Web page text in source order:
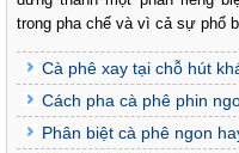
trong pha chế và vì cả sự phổ
Cà phê xay tại chỗ hút
Cách pha cà phê phin
Phân biệt cà phê ngon